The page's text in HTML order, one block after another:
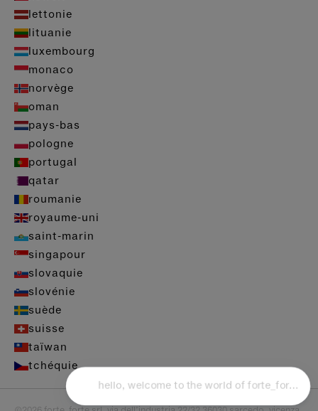
lettonie
lituanie
luxembourg
monaco
norvège
oman
pays-bas
pologne
portugal
qatar
roumanie
royaume-uni
saint-marin
singapour
slovaquie
slovénie
suède
suisse
taïwan
tchéquie